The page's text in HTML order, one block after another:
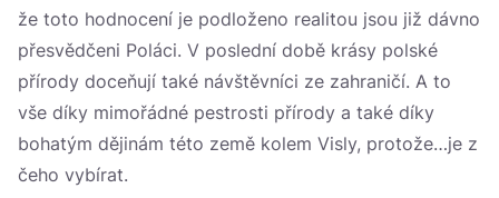
že toto hodnocení je podloženo realitou jsou již dávno
přesvědčeni Poláci. V poslední době krásy polské
přírody doceňují také návštěvníci ze zahraničí. A to
vše díky mimořádné pestrosti přírody a také díky
bohatým dějinám této země kolem Visly, protože…je z
čeho vybírat.